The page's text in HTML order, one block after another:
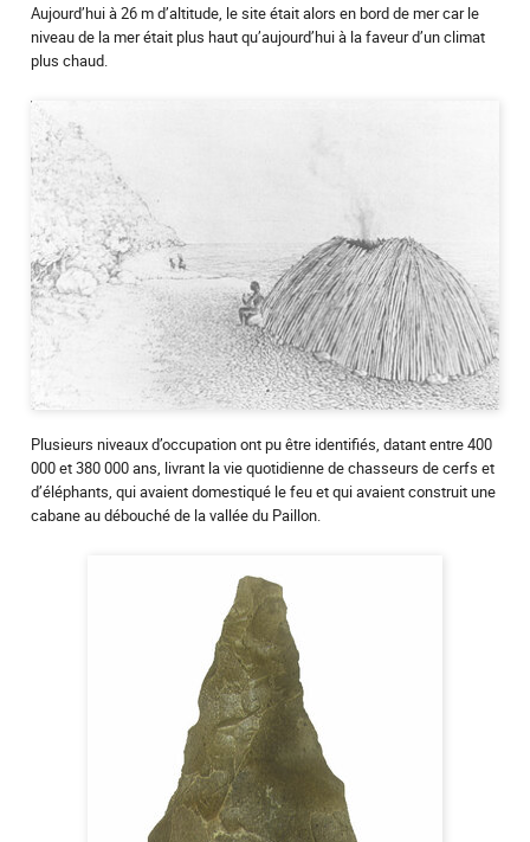
Aujourd’hui à 26 m d’altitude, le site était alors en bord de mer car le
niveau de la mer était plus haut qu’aujourd’hui à la faveur d’un climat
plus chaud.
Plusieurs niveaux d’occupation ont pu être identifiés, datant entre 400
000 et 380 000 ans, livrant la vie quotidienne de chasseurs de cerfs et
d’éléphants, qui avaient domestiqué le feu et qui avaient construit une
cabane au débouché de la vallée du Paillon.